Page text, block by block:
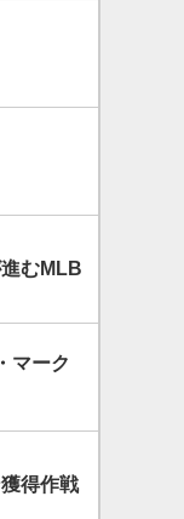
むMLB
マーク
得作戦